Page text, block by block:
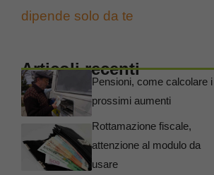
dipende solo da te
Articoli recenti
Pensioni, come calcolare i
prossimi aumenti
Rottamazione fiscale,
attenzione al modulo da
usare